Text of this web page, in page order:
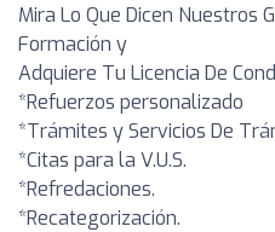
Mira Lo Que Dicen Nuestros
Formación y
Adquiere Tu Licencia De
*Refuerzos personalizado
*Trámites y Servicios De
*Citas para la V.U.S.
*Refredaciones.
*Recategorización.